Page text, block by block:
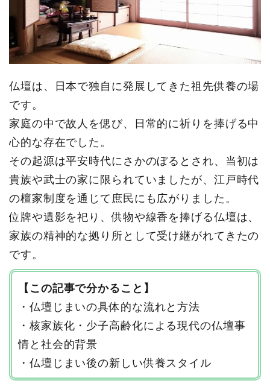
仏壇は、日本で独自に発展してきた祖先供養の場
です。
家庭の中で故人を偲び、日常的に祈りを捧げる中
心的な存在でした。
その起源は平安時代にさかのぼるとされ、当初は
貴族や武士の家に限られていましたが、江戸時代
の檀家制度を通じて庶民にも広がりました。
位牌や遺影を祀り、供物や線香を捧げる仏壇は、
家族の精神的な拠り所として受け継がれてきたの
です。
【この記事で分かること】
・仏壇じまいの具体的な流れと方法
・核家族化・少子高齢化による現代の仏壇事
情と社会的背景
・仏壇じまい後の新しい供養スタイル